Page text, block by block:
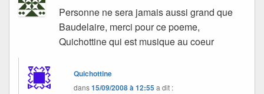
Personne ne sera jamais aussi grand que
Baudelaire, merci pour ce poeme,
Quichottine qui est musique au coeur
Quichottine
dans15/09/2008 à 12:55a dit :